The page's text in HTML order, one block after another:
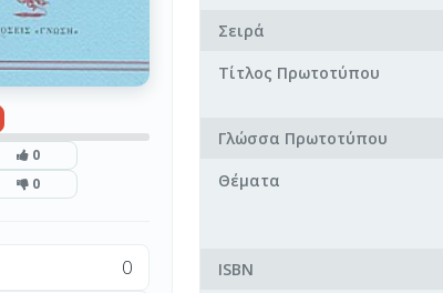
0
0
0
Σειρά
Τίτλος Πρωτοτύπου
Γλώσσα Πρωτοτύπου
Θέματα
ISBN